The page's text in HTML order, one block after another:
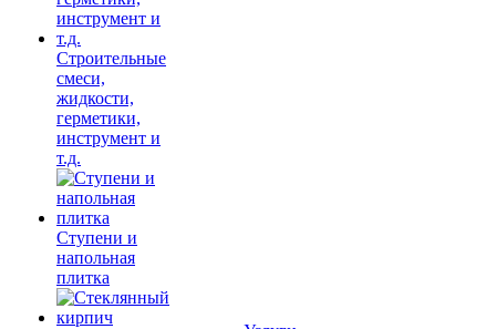
Строительные
смеси,
жидкости,
герметики,
инструмент и
т.д.
Ступени и
напольная
плитка